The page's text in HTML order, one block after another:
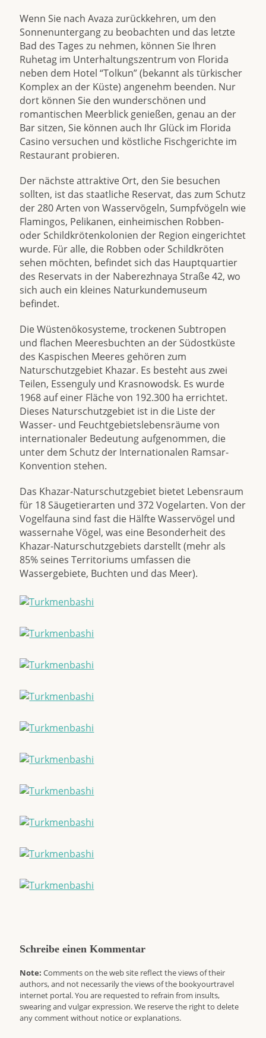
Wenn Sie nach Avaza zurückkehren, um den
Sonnenuntergang zu beobachten und das letzte
Bad des Tages zu nehmen, können Sie Ihren
Ruhetag im Unterhaltungszentrum von Florida
neben dem Hotel “Tolkun” (bekannt als türkischer
Komplex an der Küste) angenehm beenden. Nur
dort können Sie den wunderschönen und
romantischen Meerblick genießen, genau an der
Bar sitzen, Sie können auch Ihr Glück im Florida
Casino versuchen und köstliche Fischgerichte im
Restaurant probieren.
Der nächste attraktive Ort, den Sie besuchen
sollten, ist das staatliche Reservat, das zum Schutz
der 280 Arten von Wasservögeln, Sumpfvögeln wie
Flamingos, Pelikanen, einheimischen Robben-
oder Schildkrötenkolonien der Region eingerichtet
wurde. Für alle, die Robben oder Schildkröten
sehen möchten, befindet sich das Hauptquartier
des Reservats in der Naberezhnaya Straße 42, wo
sich auch ein kleines Naturkundemuseum
befindet.
Die Wüstenökosysteme, trockenen Subtropen
und flachen Meeresbuchten an der Südostküste
des Kaspischen Meeres gehören zum
Naturschutzgebiet Khazar. Es besteht aus zwei
Teilen, Essenguly und Krasnowodsk. Es wurde
1968 auf einer Fläche von 192.300 ha errichtet.
Dieses Naturschutzgebiet ist in die Liste der
Wasser- und Feuchtgebietslebensräume von
internationaler Bedeutung aufgenommen, die
unter dem Schutz der Internationalen Ramsar-
Konvention stehen.
Das Khazar-Naturschutzgebiet bietet Lebensraum
für 18 Säugetierarten und 372 Vogelarten. Von der
Vogelfauna sind fast die Hälfte Wasservögel und
wassernahe Vögel, was eine Besonderheit des
Khazar-Naturschutzgebiets darstellt (mehr als
85% seines Territoriums umfassen die
Wassergebiete, Buchten und das Meer).
Schreibe einen Kommentar
Note: Comments on the web site reflect the views of their
authors, and not necessarily the views of the bookyourtravel
internet portal. You are requested to refrain from insults,
swearing and vulgar expression. We reserve the right to delete
any comment without notice or explanations.